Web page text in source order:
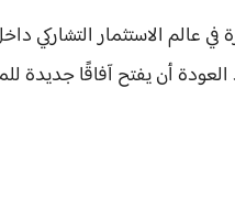
أن يفتح آفاقًا جديدة